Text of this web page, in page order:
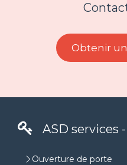
Obtenir
ASD services
Ouverture de porte